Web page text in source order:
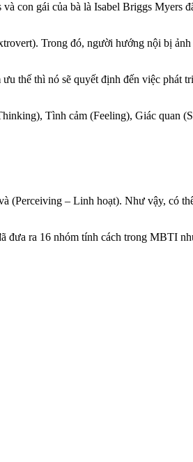
gái của bà là Isabel Briggs Myers
Trong đó, người hướng nội bị
thế thì nó sẽ quyết định đến việc phát
Tình cảm (Feeling), Giác quan
(Perceiving – Linh hoạt). Như vậy, có
ra 16 nhóm tính cách trong MBTI